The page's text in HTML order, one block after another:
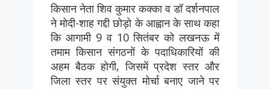
किसान नेता शिव कुमार कक्का व डॉ दर्शनपाल
ने मोदी-शाह गद्दी छोड़ो के आह्वान के साथ कहा
कि आगामी 9 व 10 सितंबर को लखनऊ में
तमाम किसान संगठनों के पदाधिकारियों की
अहम बैठक होगी, जिसमें प्रदेश स्तर और
जिला स्तर पर संयुक्त मोर्चा बनाए जाने पर